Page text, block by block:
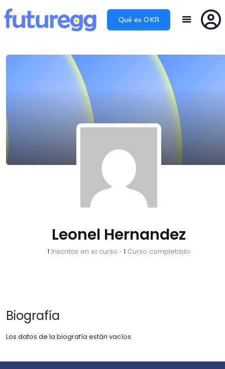
Qué es OKR
Leonel Hernandez
1 Inscritos en el curso • 1 Curso completado
Biografía
Los datos de la biografía están vacíos